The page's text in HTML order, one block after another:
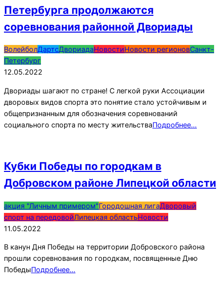
Петербурга продолжаются
соревнования районной Двориады
2022-
05-
12
ВолейболДартсДвориадаНовостиНовости регионовСанкт-
Петербург
12.05.2022
Двориады шагают по стране! С легкой руки Ассоциации
дворовых видов спорта это понятие стало устойчивым и
общепризнанным для обозначения соревнований
социального спорта по месту жительстваПодробнее…
Кубки Победы по городкам в
Добровском районе Липецкой области
2022-
05-
11
акция "Личным примером"Городошная лигаДворовый
спорт на передовойЛипецкая областьНовости
11.05.2022
В канун Дня Победы на территории Добровского района
прошли соревнования по городкам, посвященные Дню
ПобедыПодробнее…